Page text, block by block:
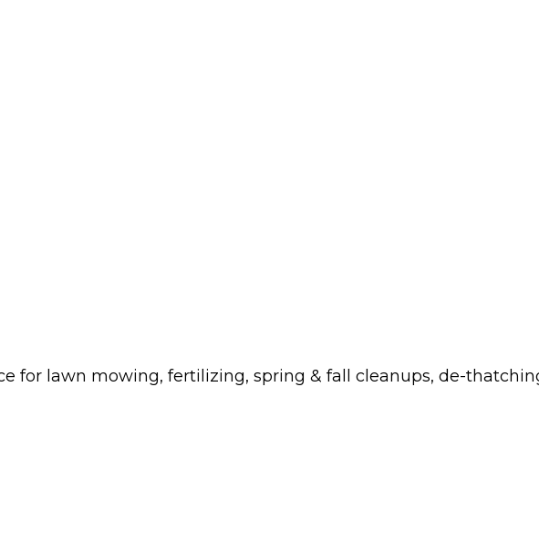
for lawn mowing, fertilizing, spring & fall cleanups, de-